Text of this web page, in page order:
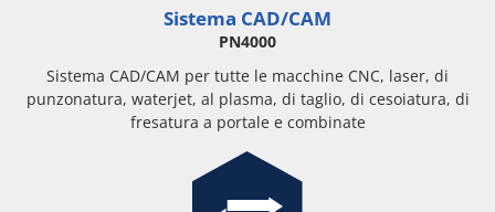
Sistema CAD/CAM
PN4000
Sistema CAD/CAM per tutte le macchine CNC, laser, di
punzonatura, waterjet, al plasma, di taglio, di cesoiatura, di
fresatura a portale e combinate